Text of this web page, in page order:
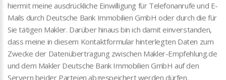
hiermit meine ausdrückliche Einwilligung für Telefonanrufe und E-
Mails durch Deutsche Bank Immobilien GmbH oder durch die für
Sie tätigen Makler. Darüber hinaus bin ich damit einverstanden,
dass meine in diesem Kontaktformular hinterlegten Daten zum
Zwecke der Datenübertragung zwischen Makler-Empfehlung.de
und dem Makler Deutsche Bank Immobilien GmbH auf den
Servern beider Parteien abgespeichert werden dürfen.